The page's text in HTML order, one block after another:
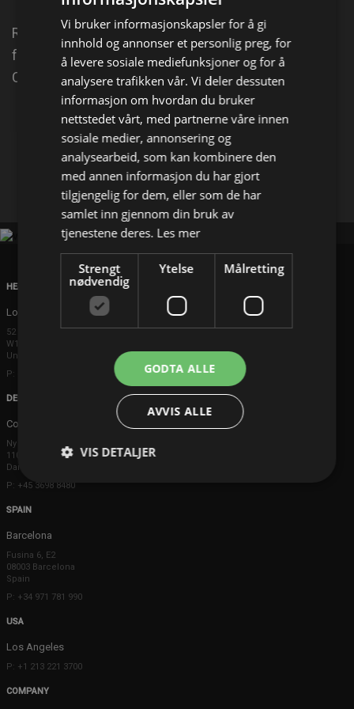
Randi svarer med samme mynt når August skyver
foreldrene over på henne. Jeanette oppfordrer
Christer til å være mer ærlig.
Facebook X
HEAD OFFICE
London
52 Brook Street
W1K 5DS London
United Kingdom
P: +44 203 608 8181
DENMARK
Copenhagen
Ny Østergade 20
1101 København K
Danmark
P: +45 3698 8480
SPAIN
Barcelona
Fusina 6, E2
08003 Barcelona
Spain
P: +34 971 781 990
USA
Los Angeles
P: +1 213 221 3700
COMPANY
Vi bruker informasjonskapsler for å gi
innhold og annonser et personlig preg, for
å levere sosiale mediefunksjoner og for å
analysere trafikken vår. Vi deler dessuten
informasjon om hvordan du bruker
nettstedet vårt, med partnerne våre innen
sosiale medier, annonsering og
analysearbeid, som kan kombinere den
med annen informasjon du har gjort
tilgjengelig for dem, eller som de har
samlet inn gjennom din bruk av
tjenestene deres. Les mer
Strengt
nødvendig
Ytelse Målretting
GODTA ALLE
AVVIS ALLE
VIS DETALJER